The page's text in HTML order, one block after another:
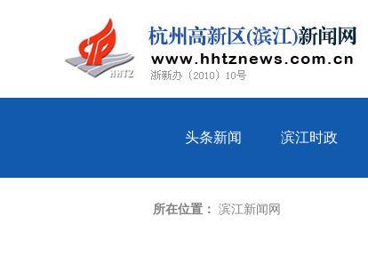
头条新闻 滨江时政
所在位置： 滨江新闻网